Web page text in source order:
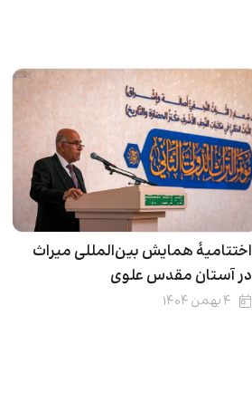
اختتامیۀ همایش بین‌المللی میراث
در آستان مقدس علوی
۴ بهمن ۱۴۰۴